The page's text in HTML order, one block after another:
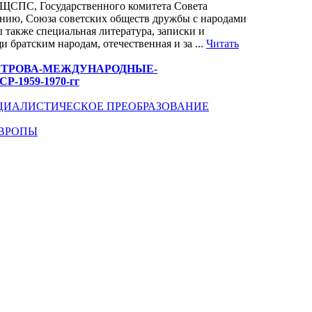
Государственного комитета Совета
Союза советских обществ дружбы с народами
специальная литература, записки и
народам, отечественная и за ... Читать
ПЕТРОВА-МЕЖДУНАРОДНЫЕ-
1970-гг
ПРЕОБРАЗОВАНИЕ